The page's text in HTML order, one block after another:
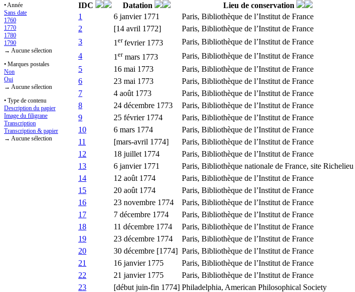
• Année
Sans date
1760
1770
1780
1790
→ Aucune sélection
• Marques postales
Non
Oui
→ Aucune sélection
• Type de contenu
Description du papier
Image du filigrane
Transcription
Transcription & papier
→ Aucune sélection
IDC Datation Lieu de conservation
1
6 janvier 1771 Paris, Bibliothèque de l’Institut de France
2 [14 avril 1772] Paris, Bibliothèque de l’Institut de France
3 1 erfevrier 1773 Paris, Bibliothèque de l’Institut de France
4 1 ermars 1773 Paris, Bibliothèque de l’Institut de France
5 16 mai 1773 Paris, Bibliothèque de l’Institut de France
6 23 mai 1773 Paris, Bibliothèque de l’Institut de France
7 4 août 1773 Paris, Bibliothèque de l’Institut de France
8 24 décembre 1773 Paris, Bibliothèque de l’Institut de France
9 25 février 1774 Paris, Bibliothèque de l’Institut de France
10 6 mars 1774 Paris, Bibliothèque de l’Institut de France
11 [mars-avril 1774] Paris, Bibliothèque de l’Institut de France
12 18 juillet 1774 Paris, Bibliothèque de l’Institut de France
13 6 janvier 1771 Paris, Bibliothèque nationale de France, site Richelieu
14 12 août 1774 Paris, Bibliothèque de l’Institut de France
15 20 août 1774 Paris, Bibliothèque de l’Institut de France
16 23 novembre 1774 Paris, Bibliothèque de l’Institut de France
17 7 décembre 1774 Paris, Bibliothèque de l’Institut de France
18 11 décembre 1774 Paris, Bibliothèque de l’Institut de France
19 23 décembre 1774 Paris, Bibliothèque de l’Institut de France
20 30 décembre [1774] Paris, Bibliothèque de l’Institut de France
21 16 janvier 1775 Paris, Bibliothèque de l’Institut de France
22 21 janvier 1775 Paris, Bibliothèque de l’Institut de France
23 [début juin-fin 1774] Philadelphia, American Philosophical Society